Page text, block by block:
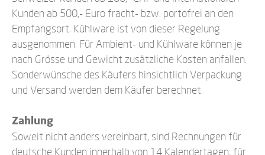
Kunden ab 500,- Euro fracht- bzw. portofrei an den
Empfangsort. Kühlware ist von dieser Regelung
ausgenommen. Für Ambient- und Kühlware können je
nach Grösse und Gewicht zusätzliche Kosten anfallen.
Sonderwünsche des Käufers hinsichtlich Verpackung
und Versand werden dem Käufer berechnet.
Zahlung
Soweit nicht anders vereinbart, sind Rechnungen für
deutsche Kunden innerhalb von 14 Kalendertagen, für